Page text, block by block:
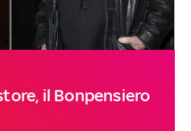
il Bonpensiero